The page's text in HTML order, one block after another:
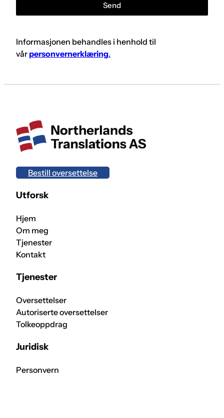
Send
Informasjonen behandles i henhold til
vår personvernerklæring.
Bestill oversettelse
Utforsk
Hjem
Om meg
Tjenester
Kontakt
Tjenester
Oversettelser
Autoriserte oversettelser
Tolkeoppdrag
Juridisk
Personvern